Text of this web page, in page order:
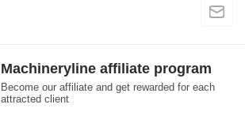
Machineryline affiliate program
Become our affiliate and get rewarded for each
attracted client